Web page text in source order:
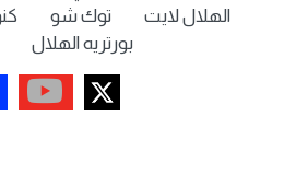
الهلال لايت
توك شو
بورتريه الهلال